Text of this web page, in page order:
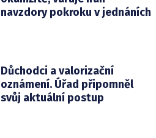
navzdory pokroku v jednáních
Důchodci a valorizační
oznámení. Úřad připomněl
svůj aktuální postup